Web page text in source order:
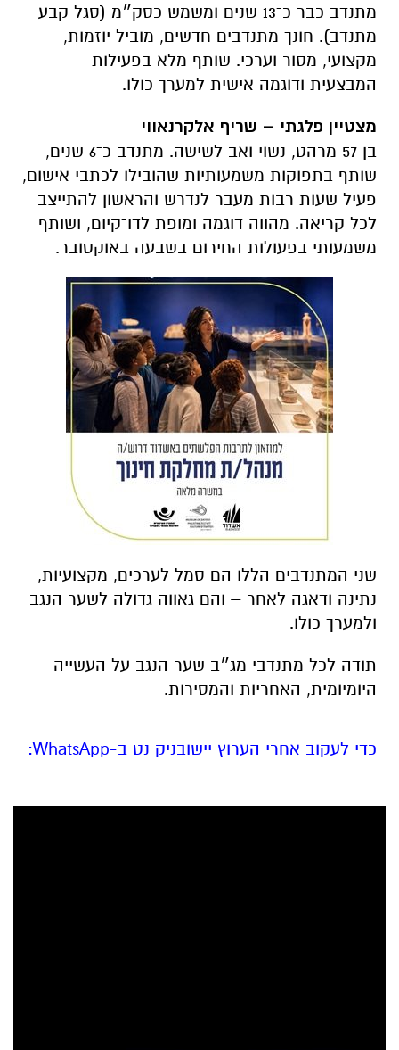
מתנדב כבר כ־13 שנים ומשמש כסק״מ (סגל קבע
מתנדב). חונך מתנדבים חדשים, מוביל יוזמות,
מקצועי, מסור וערכי. שותף מלא בפעילות
המבצעית ודוגמה אישית למערך כולו.
מצטיין פלגתי – שריף אלקרנאווי
בן 57 מרהט, נשוי ואב לשישה. מתנדב כ־6 שנים,
שותף בתפוקות משמעותיות שהובילו לכתבי אישום,
פעיל שעות רבות מעבר לנדרש והראשון להתייצב
לכל קריאה. מהווה דוגמה ומופת לדו־קיום, ושותף
משמעותי בפעולות החירום בשבעה באוקטובר.
שני המתנדבים הללו הם סמל לערכים, מקצועיות,
נתינה ודאגה לאחר – והם גאווה גדולה לשער הנגב
ולמערך כולו.
תודה לכל מתנדבי מג״ב שער הנגב על העשייה
היומיומית, האחריות והמסירות.
‏כדי לעקוב אחרי הערוץ יישובניק נט ב-WhatsApp:‏‏‏